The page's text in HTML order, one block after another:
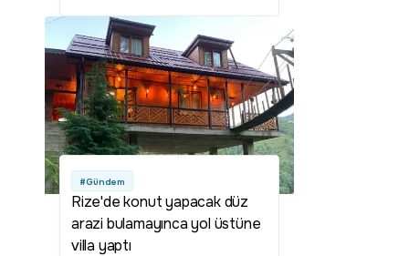
olacak
#Gündem
Rize'de konut yapacak düz
arazi bulamayınca yol üstüne
villa yaptı